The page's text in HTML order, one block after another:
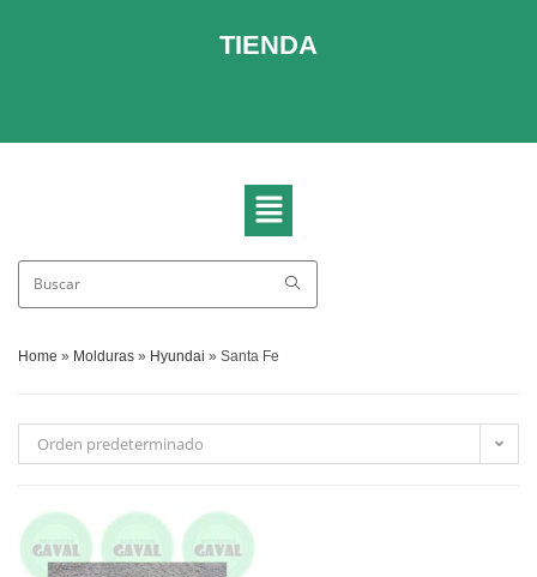
TIENDA
Home » Molduras » Hyundai » Santa Fe
Orden predeterminado